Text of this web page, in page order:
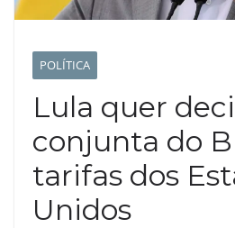
POLÍTICA
Lula quer
conjunta do
tarifas dos
Unidos